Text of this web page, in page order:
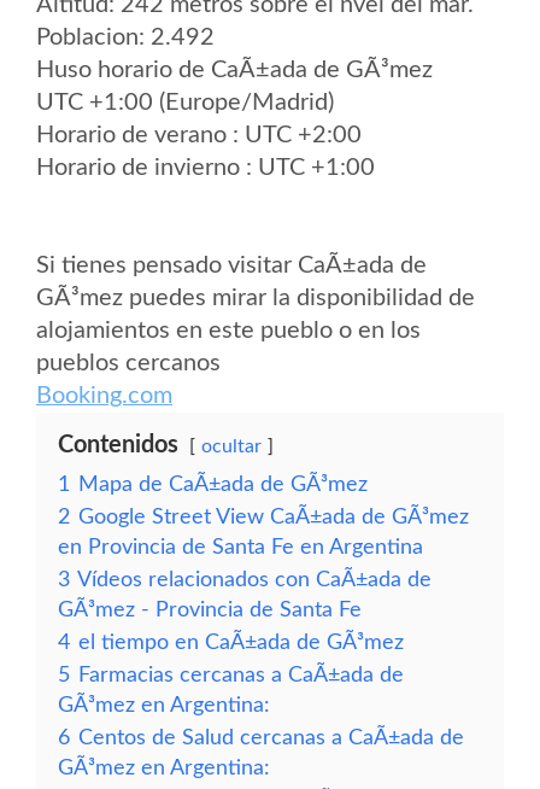
Altitud: 242 metros sobre el nvel del mar.
Poblacion: 2.492
Huso horario de CaÃ±ada de GÃ³mez
UTC +1:00 (Europe/Madrid)
Horario de verano : UTC +2:00
Horario de invierno : UTC +1:00
Si tienes pensado visitar CaÃ±ada de
GÃ³mez puedes mirar la disponibilidad de
alojamientos en este pueblo o en los
pueblos cercanos
Booking.com
Contenidos ocultar
1
Mapa de CaÃ±ada de GÃ³mez
2 Google Street View CaÃ±ada de GÃ³mez
en Provincia de Santa Fe en Argentina
3 Vídeos relacionados con CaÃ±ada de
GÃ³mez - Provincia de Santa Fe
4 el tiempo en CaÃ±ada de GÃ³mez
5 Farmacias cercanas a CaÃ±ada de
GÃ³mez en Argentina:
6 Centos de Salud cercanas a CaÃ±ada de
GÃ³mez en Argentina: